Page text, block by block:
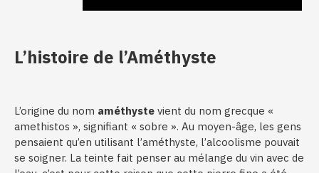
L’histoire de l’Améthyste
L’origine du nom améthyste vient du nom grecque «
amethistos », signifiant « sobre ». Au moyen-âge, les gens
pensaient qu’en utilisant l’améthyste, l’alcoolisme pouvait
se soigner. La teinte fait penser au mélange du vin avec de